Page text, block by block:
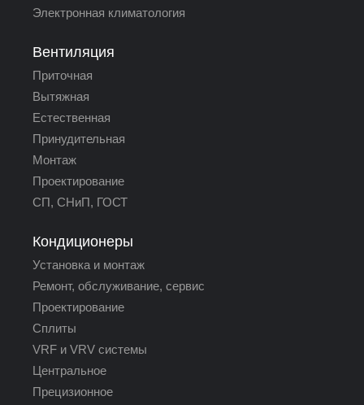
Электронная климатология
Вентиляция
Приточная
Вытяжная
Естественная
Принудительная
Монтаж
Проектирование
СП, СНиП, ГОСТ
Кондиционеры
Установка и монтаж
Ремонт, обслуживание, сервис
Проектирование
Сплиты
VRF и VRV системы
Центральное
Прецизионное